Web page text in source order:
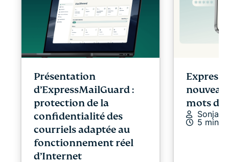
Présentation
d’ExpressMailGuard :
protection de la
confidentialité des
courriels adaptée au
fonctionnement réel
d’Internet
mots de
Sonja
5 min